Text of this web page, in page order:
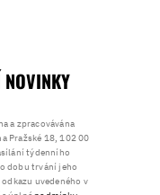
NOVINKY
a zpracovávána
Pražské 18, 102 00
týdenního
dobu trvání jeho
uvedeného v